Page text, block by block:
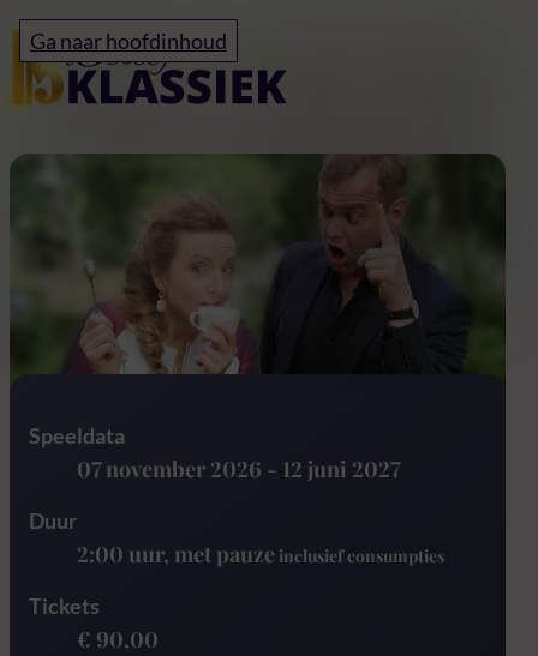
Ga naar hoofdinhoud
Ode aan Bach
Speeldata
07 november 2026 - 12 juni 2027
Duur
2:00 uur, met pauze inclusief consumpties
Tickets
€ 90,00